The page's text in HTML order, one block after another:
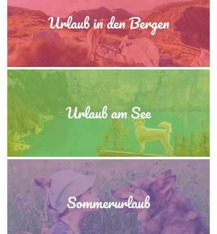
Urlaub in den Bergen
Urlaub am See
Sommerurlaub